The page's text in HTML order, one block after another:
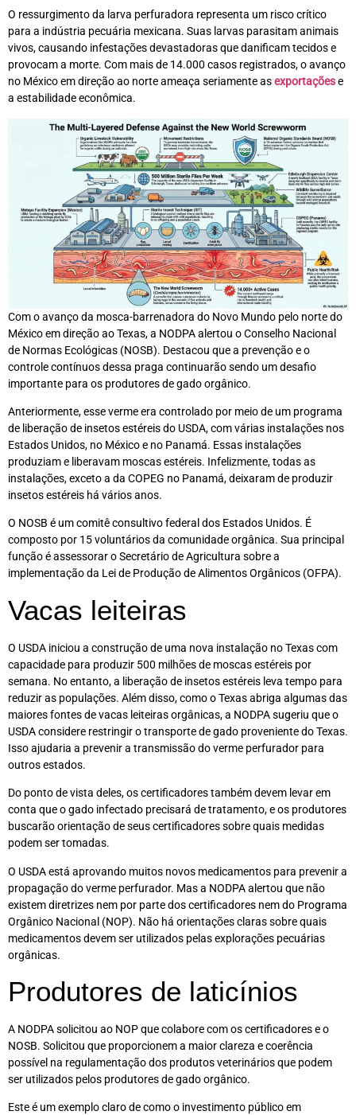
O ressurgimento da larva perfuradora representa um risco crítico
para a indústria pecuária mexicana. Suas larvas parasitam animais
vivos, causando infestações devastadoras que danificam tecidos e
provocam a morte. Com mais de 14.000 casos registrados, o avanço
no México em direção ao norte ameaça seriamente asexportaçõese
a estabilidade econômica.
Com o avanço da mosca-barrenadora do Novo Mundo pelo norte do
México em direção ao Texas, a NODPA alertou o Conselho Nacional
de Normas Ecológicas (NOSB). Destacou que a prevenção e o
controle contínuos dessa praga continuarão sendo um desafio
importante para os produtores de gado orgânico.
Anteriormente, esse verme era controlado por meio de um programa
de liberação de insetos estéreis do USDA, com várias instalações nos
Estados Unidos, no México e no Panamá. Essas instalações
produziam e liberavam moscas estéreis. Infelizmente, todas as
instalações, exceto a da COPEG no Panamá, deixaram de produzir
insetos estéreis há vários anos.
O NOSB é um comitê consultivo federal dos Estados Unidos. É
composto por 15 voluntários da comunidade orgânica. Sua principal
função é assessorar o Secretário de Agricultura sobre a
implementação da Lei de Produção de Alimentos Orgânicos (OFPA).
Vacas leiteiras
O USDA iniciou a construção de uma nova instalação no Texas com
capacidade para produzir 500 milhões de moscas estéreis por
semana. No entanto, a liberação de insetos estéreis leva tempo para
reduzir as populações. Além disso, como o Texas abriga algumas das
maiores fontes de vacas leiteiras orgânicas, a NODPA sugeriu que o
USDA considere restringir o transporte de gado proveniente do Texas.
Isso ajudaria a prevenir a transmissão do verme perfurador para
outros estados.
Do ponto de vista deles, os certificadores também devem levar em
conta que o gado infectado precisará de tratamento, e os produtores
buscarão orientação de seus certificadores sobre quais medidas
podem ser tomadas.
O USDA está aprovando muitos novos medicamentos para prevenir a
propagação do verme perfurador. Mas a NODPA alertou que não
existem diretrizes nem por parte dos certificadores nem do Programa
Orgânico Nacional (NOP). Não há orientações claras sobre quais
medicamentos devem ser utilizados pelas explorações pecuárias
orgânicas.
Produtores de laticínios
A NODPA solicitou ao NOP que colabore com os certificadores e o
NOSB. Solicitou que proporcionem a maior clareza e coerência
possível na regulamentação dos produtos veterinários que podem
ser utilizados pelos produtores de gado orgânico.
Este é um exemplo claro de como o investimento público em